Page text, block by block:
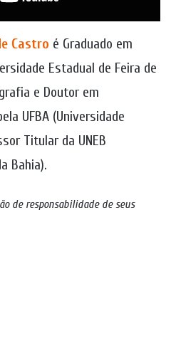
Castro é Graduado em
Estadual de Feira de
e Doutor em
UFBA (Universidade
Titular da UNEB
Bahia).
de responsabilidade de seus